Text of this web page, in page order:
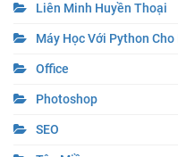
Liên Minh Huyền Thoại
Máy Học Với Python
Office
Photoshop
SEO